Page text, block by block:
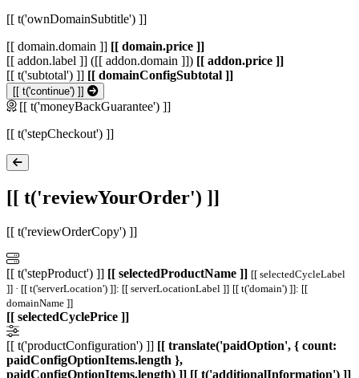
[[ t('ownDomainSubtitle') ]]
[[ domain.domain ]] [[ domain.price ]]
[[ addon.label ]] ([[ addon.domain ]]) [[ addon.price ]]
[[ t('subtotal') ]] [[ domainConfigSubtotal ]]
[[ t('continue') ]]
[[ t('moneyBackGuarantee') ]]
[[ t('stepCheckout') ]]
[[ t('reviewYourOrder') ]]
[[ t('reviewOrderCopy') ]]
[[ t('stepProduct') ]] [[ selectedProductName ]] [[ selectedCycleLabel
]] · [[ t('serverLocation') ]]: [[ serverLocationLabel ]] [[ t('domain') ]]: [[
domainName ]]
[[ selectedCyclePrice ]]
[[ t('productConfiguration') ]] [[ translate('paidOption', { count:
paidConfigOptionItems.length },
paidConfigOptionItems.length) ]] [[ t('additionalInformation') ]]